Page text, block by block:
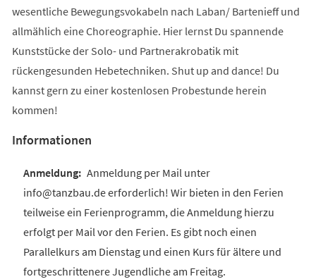
wesentliche Bewegungsvokabeln nach Laban/ Bartenieff und
allmählich eine Choreographie. Hier lernst Du spannende
Kunststücke der Solo- und Partnerakrobatik mit
rückengesunden Hebetechniken. Shut up and dance! Du
kannst gern zu einer kostenlosen Probestunde herein
kommen!
Informationen
Anmeldung per Mail unter
info@tanzbau.de erforderlich! Wir bieten in den Ferien
teilweise ein Ferienprogramm, die Anmeldung hierzu
erfolgt per Mail vor den Ferien. Es gibt noch einen
Parallelkurs am Dienstag und einen Kurs für ältere und
fortgeschrittenere Jugendliche am Freitag.